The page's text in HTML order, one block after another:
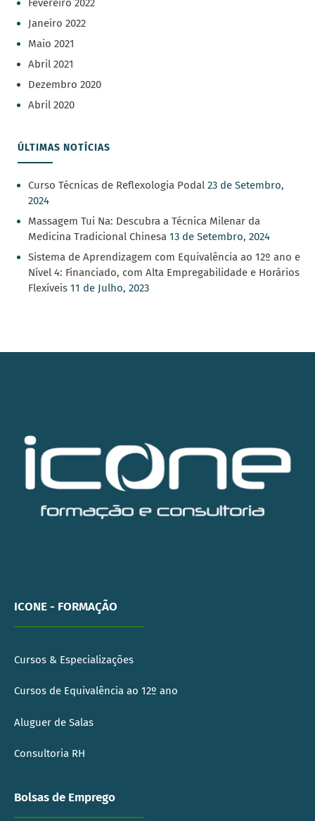
Fevereiro 2022
Janeiro 2022
Maio 2021
Abril 2021
Dezembro 2020
Abril 2020
ÚLTIMAS NOTÍCIAS
Curso Técnicas de Reflexologia Podal 23 de Setembro,
2024
Massagem Tui Na: Descubra a Técnica Milenar da
Medicina Tradicional Chinesa 13 de Setembro, 2024
Sistema de Aprendizagem com Equivalência ao 12º ano e
Nível 4: Financiado, com Alta Empregabilidade e Horários
Flexíveis 11 de Julho, 2023
ICONE - FORMAÇÃO
Cursos & Especializações
Cursos de Equivalência ao 12º ano
Aluguer de Salas
Consultoria RH
Bolsas de Emprego